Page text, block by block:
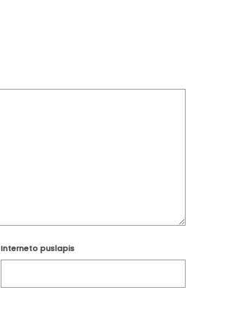
Interneto puslapis